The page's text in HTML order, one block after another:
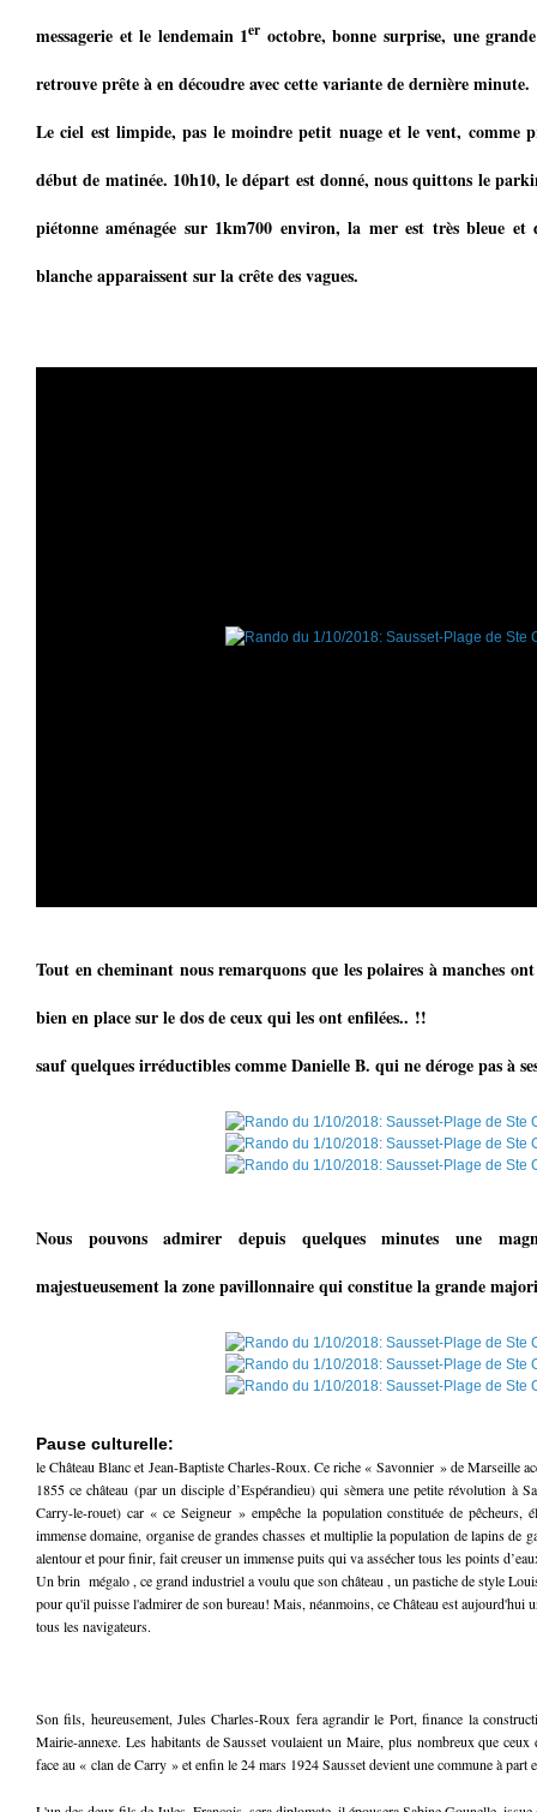
messagerie et le lendemain 1er octobre, bonne surprise, une
retrouve prête à en découdre avec cette variante de dernière minute.
Le ciel est limpide, pas le moindre petit nuage et le vent, comme
début de matinée. 10h10, le départ est donné, nous quittons le
piétonne aménagée sur 1km700 environ, la mer est très bleue et
blanche apparaissent sur la crête des vagues.
Tout en cheminant nous remarquons que les polaires à manches
bien en place sur le dos de ceux qui les ont enfilées.. !!
sauf quelques irréductibles comme Danielle B. qui ne déroge pas à
Nous pouvons admirer depuis quelques minutes une
majestueusement la zone pavillonnaire qui constitue la grande
Pause culturelle:
le Château Blanc et Jean-Baptiste Charles-Roux. Ce riche « Savonnier » de Marseille
1855 ce château (par un disciple d’Espérandieu) qui sèmera une petite révolution à
Carry-le-rouet) car « ce Seigneur » empêche la population constituée de pêcheurs,
immense domaine, organise de grandes chasses et multiplie la population de lapins de
alentour et pour finir, fait creuser un immense puits qui va assécher tous les points
Un brin mégalo , ce grand industriel a voulu que son château , un pastiche de style
pour qu'il puisse l'admirer de son bureau! Mais, néanmoins, ce Château est aujourd'hui
tous les navigateurs.
Son fils, heureusement, Jules Charles-Roux fera agrandir le Port, finance la
Mairie-annexe. Les habitants de Sausset voulaient un Maire, plus nombreux que
face au « clan de Carry » et enfin le 24 mars 1924 Sausset devient une commune à part